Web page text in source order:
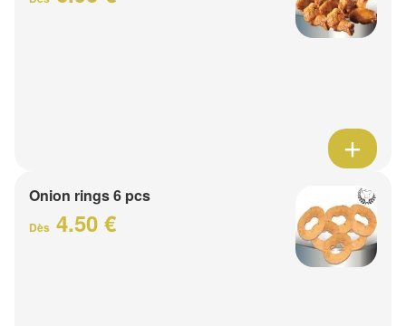
Onion rings 6 pcs
Dès 4.50 €